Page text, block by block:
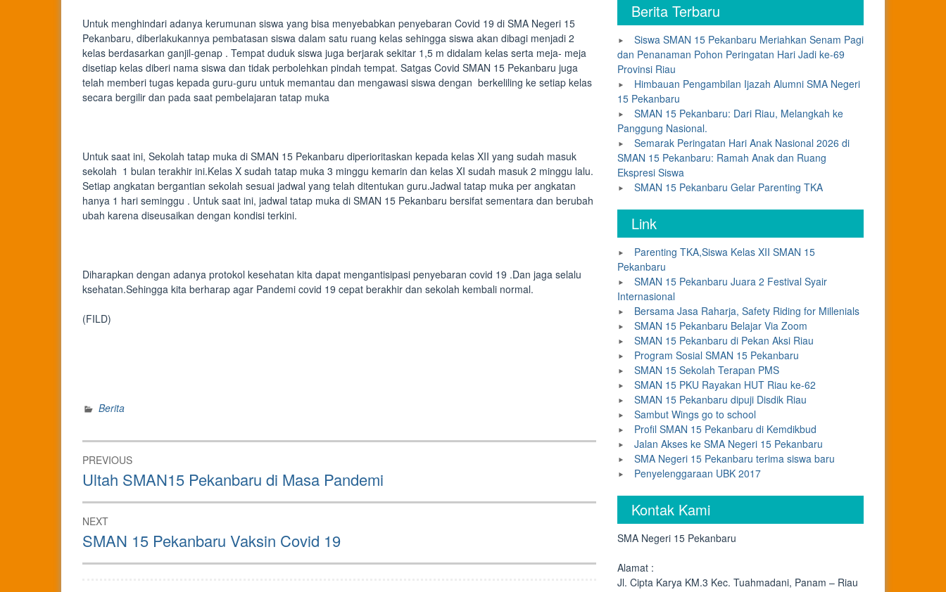
Untuk menghindari adanya kerumunan siswa yang bisa menyebabkan penyebaran Covid 19 di SMA Negeri 15
Pekanbaru, diberlakukannya pembatasan siswa dalam satu ruang kelas sehingga siswa akan dibagi menjadi 2
kelas berdasarkan ganjil-genap . Tempat duduk siswa juga berjarak sekitar 1,5 m didalam kelas serta meja- meja
disetiap kelas diberi nama siswa dan tidak perbolehkan pindah tempat. Satgas Covid SMAN 15 Pekanbaru juga
telah memberi tugas kepada guru-guru untuk memantau dan mengawasi siswa dengan berkeliling ke setiap kelas
secara bergilir dan pada saat pembelajaran tatap muka
Untuk saat ini, Sekolah tatap muka di SMAN 15 Pekanbaru diperioritaskan kepada kelas XII yang sudah masuk
sekolah 1 bulan terakhir ini.Kelas X sudah tatap muka 3 minggu kemarin dan kelas XI sudah masuk 2 minggu lalu.
Setiap angkatan bergantian sekolah sesuai jadwal yang telah ditentukan guru.Jadwal tatap muka per angkatan
hanya 1 hari seminggu . Untuk saat ini, jadwal tatap muka di SMAN 15 Pekanbaru bersifat sementara dan berubah
ubah karena diseusaikan dengan kondisi terkini.
Diharapkan dengan adanya protokol kesehatan kita dapat mengantisipasi penyebaran covid 19 .Dan jaga selalu
ksehatan.Sehingga kita berharap agar Pandemi covid 19 cepat berakhir dan sekolah kembali normal.
(FILD)
Berita
Post
navigation
PREVIOUS
Previous
post:
Ultah SMAN15 Pekanbaru di Masa Pandemi
NEXT
Next
post:
SMAN 15 Pekanbaru Vaksin Covid 19
Berita Terbaru
Siswa SMAN 15 Pekanbaru Meriahkan Senam Pagi
dan Penanaman Pohon Peringatan Hari Jadi ke-69
Provinsi Riau
Himbauan Pengambilan Ijazah Alumni SMA Negeri
15 Pekanbaru
SMAN 15 Pekanbaru: Dari Riau, Melangkah ke
Panggung Nasional.
Semarak Peringatan Hari Anak Nasional 2026 di
SMAN 15 Pekanbaru: Ramah Anak dan Ruang
Ekspresi Siswa
SMAN 15 Pekanbaru Gelar Parenting TKA
Link
Parenting TKA,Siswa Kelas XII SMAN 15
Pekanbaru
SMAN 15 Pekanbaru Juara 2 Festival Syair
Internasional
Bersama Jasa Raharja, Safety Riding for Millenials
SMAN 15 Pekanbaru Belajar Via Zoom
SMAN 15 Pekanbaru di Pekan Aksi Riau
Program Sosial SMAN 15 Pekanbaru
SMAN 15 Sekolah Terapan PMS
SMAN 15 PKU Rayakan HUT Riau ke-62
SMAN 15 Pekanbaru dipuji Disdik Riau
Sambut Wings go to school
Profil SMAN 15 Pekanbaru di Kemdikbud
Jalan Akses ke SMA Negeri 15 Pekanbaru
SMA Negeri 15 Pekanbaru terima siswa baru
Penyelenggaraan UBK 2017
Kontak Kami
SMA Negeri 15 Pekanbaru
Alamat :
Jl. Cipta Karya KM.3 Kec. Tuahmadani, Panam – Riau